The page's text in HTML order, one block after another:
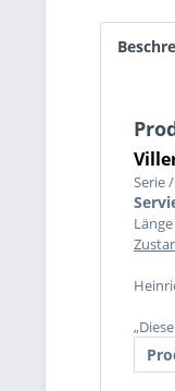
Serie